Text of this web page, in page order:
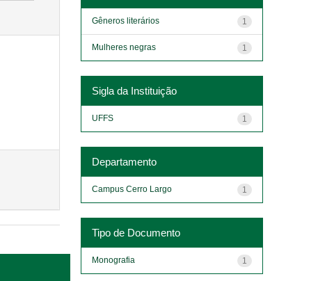
1
Gêneros literários
1
Mulheres negras
Sigla da Instituição
1
UFFS
Departamento
1
Campus Cerro Largo
Tipo de Documento
1
Monografia